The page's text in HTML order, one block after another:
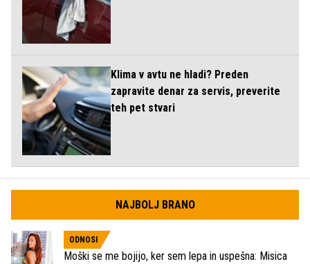
Klima v avtu ne hladi? Preden
zapravite denar za servis, preverite
teh pet stvari
NAJBOLJ BRANO
ODNOSI
Moški se me bojijo, ker sem lepa in uspešna: Misica